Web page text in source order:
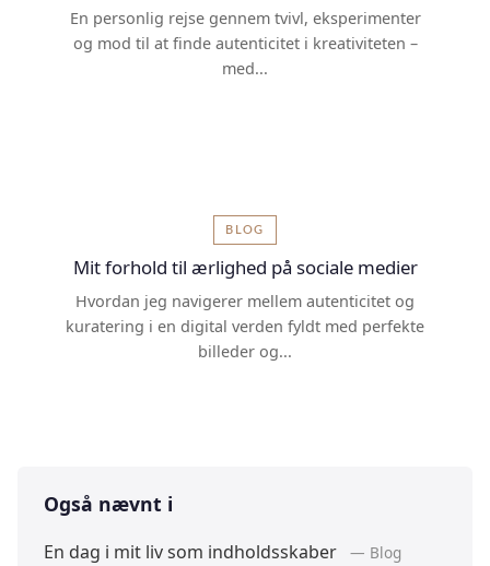
En personlig rejse gennem tvivl, eksperimenter
og mod til at finde autenticitet i kreativiteten –
med...
BLOG
Mit forhold til ærlighed på sociale medier
Hvordan jeg navigerer mellem autenticitet og
kuratering i en digital verden fyldt med perfekte
billeder og...
Også nævnt i
En dag i mit liv som indholdsskaber — Blog